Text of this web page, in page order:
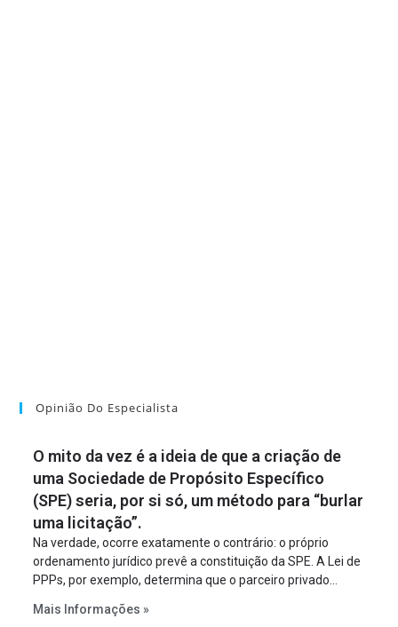
Opinião Do Especialista
O mito da vez é a ideia de que a criação de
uma Sociedade de Propósito Específico
(SPE) seria, por si só, um método para “burlar
uma licitação”.
Na verdade, ocorre exatamente o contrário: o próprio
ordenamento jurídico prevê a constituição da SPE. A Lei de
PPPs, por exemplo, determina que o parceiro privado
empreendimento. Ou seja, a suposta “fraude à licitação” é
Mais Informações »